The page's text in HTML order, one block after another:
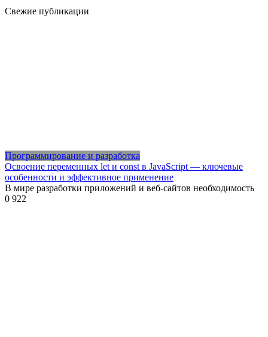
Свежие публикации
Программирование и разработка
Освоение переменных let и const в JavaScript — ключевые
особенности и эффективное применение
В мире разработки приложений и веб-сайтов необходимость
0 922